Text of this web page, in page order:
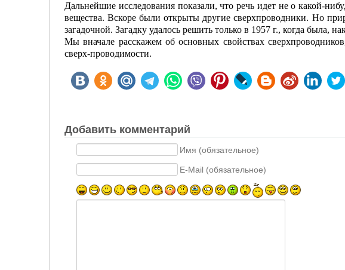
Дальнейшие исследования показали, что речь идет не о какой-
вещества. Вскоре были открыты другие сверхпроводники. Но
загадочной. Загадку удалось решить только в 1957 г., когда была,
Мы вначале расскажем об основных свойствах
сверх-проводимости.
Добавить комментарий
Имя (обязательное)
E-Mail (обязательное)